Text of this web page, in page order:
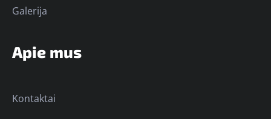
Galerija
Apie mus
Kontaktai